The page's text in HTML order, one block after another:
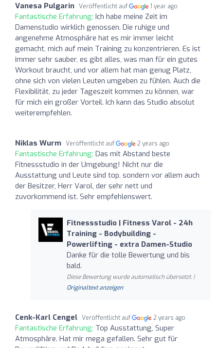
Vanesa Pulgarin Veröffentlicht auf 1 year ago
Fantastische Erfahrung: Ich habe meine Zeit im
Damenstudio wirklich genossen. Die ruhige und
angenehme Atmosphäre hat es mir immer leicht
gemacht, mich auf mein Training zu konzentrieren. Es ist
immer sehr sauber, es gibt alles, was man für ein gutes
Workout braucht, und vor allem hat man genug Platz,
ohne sich von vielen Leuten umgeben zu fühlen. Auch die
Flexibilität, zu jeder Tageszeit kommen zu können, war
für mich ein großer Vorteil. Ich kann das Studio absolut
weiterempfehlen.
Niklas Wurm Veröffentlicht auf 2 years ago
Fantastische Erfahrung: Das mit Abstand beste
Fitnessstudio in der Umgebung! Nicht nur die
Ausstattung und Leute sind top, sondern vor allem auch
der Besitzer, Herr Varol, der sehr nett und
zuvorkommend ist. Sehr empfehlenswert.
Fitnessstudio | Fitness Varol - 24h
Training - Bodybuilding -
Powerlifting - extra Damen-Studio
Danke für die tolle Bewertung und bis
bald.
Diese Bewertung wurde automatisch übersetzt. |
Originaltext anzeigen
Cenk-Karl Cengel Veröffentlicht auf 2 years ago
Fantastische Erfahrung: Top Ausstattung, Super
Atmosphäre. Hat mir mega gefallen. Sehr gut für